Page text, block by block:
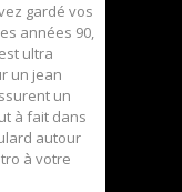
gardé vos
années 90,
ultra
un jean
un
à fait dans
autour
à votre